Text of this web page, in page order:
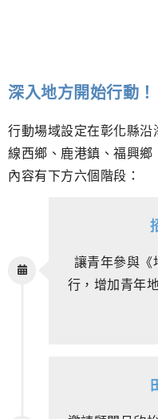
深入地方開始行動！
行動場域設定在彰化縣沿
線西鄉、鹿港鎮、福興
內容有下方六個階段：
讓青年參與《
行，增加青年